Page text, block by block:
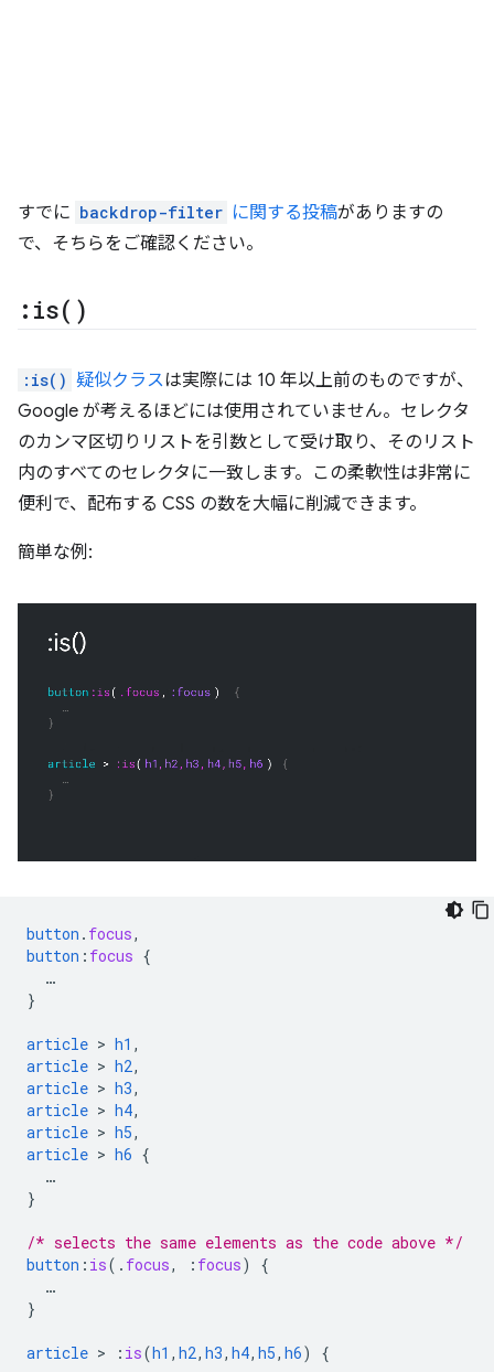
すでに backdrop-filter に関する投稿がありますの
で、そちらをご確認ください。
: is( )
:is() 疑似クラスは実際には 10 年以上前のものですが、
Google が考えるほどには使用されていません。セレクタ
のカンマ区切りリストを引数として受け取り、そのリスト
内のすべてのセレクタに一致します。この柔軟性は非常に
便利で、配布する CSS の数を大幅に削減できます。
簡単な例:
button . focus,
button : focus {
…
}
article > h1 ,
article > h2,
article > h3,
article > h4,
article > h5,
article > h6 {
…
}
/* selects the same elements as the code above */
button : is( . focus, : focus)
{
…
}
article > : is(h1 , h2, h3, h4, h5, h6)
{